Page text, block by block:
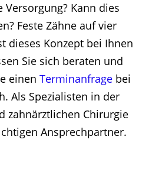
Versorgung? Kann dies
Feste Zähne auf vier
dieses Konzept bei Ihnen
Sie sich beraten und
einenTerminanfrage bei
Als Spezialisten in der
zahnärztlichen Chirurgie
Ansprechpartner.